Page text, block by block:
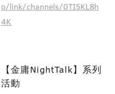
o/link/channels/0TI5KL8h
4K
【金庸NightTalk】系列
活動